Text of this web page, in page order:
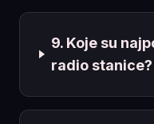
9. Koje su
radio stanice?